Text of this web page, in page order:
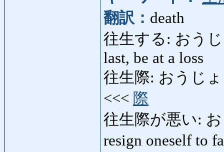
翻訳： death
往生する: おうじ
last, be at a loss
往生際: おうじょ
<<< 際
往生際が悪い:
resign oneself to